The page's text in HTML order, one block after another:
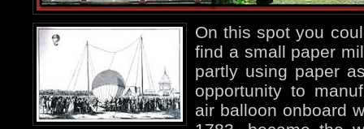
On this spot you
find a small paper
partly using paper
opportunity to
air balloon onboard